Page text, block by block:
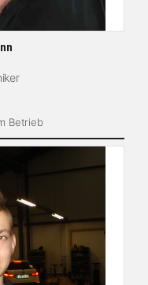
Betrieb